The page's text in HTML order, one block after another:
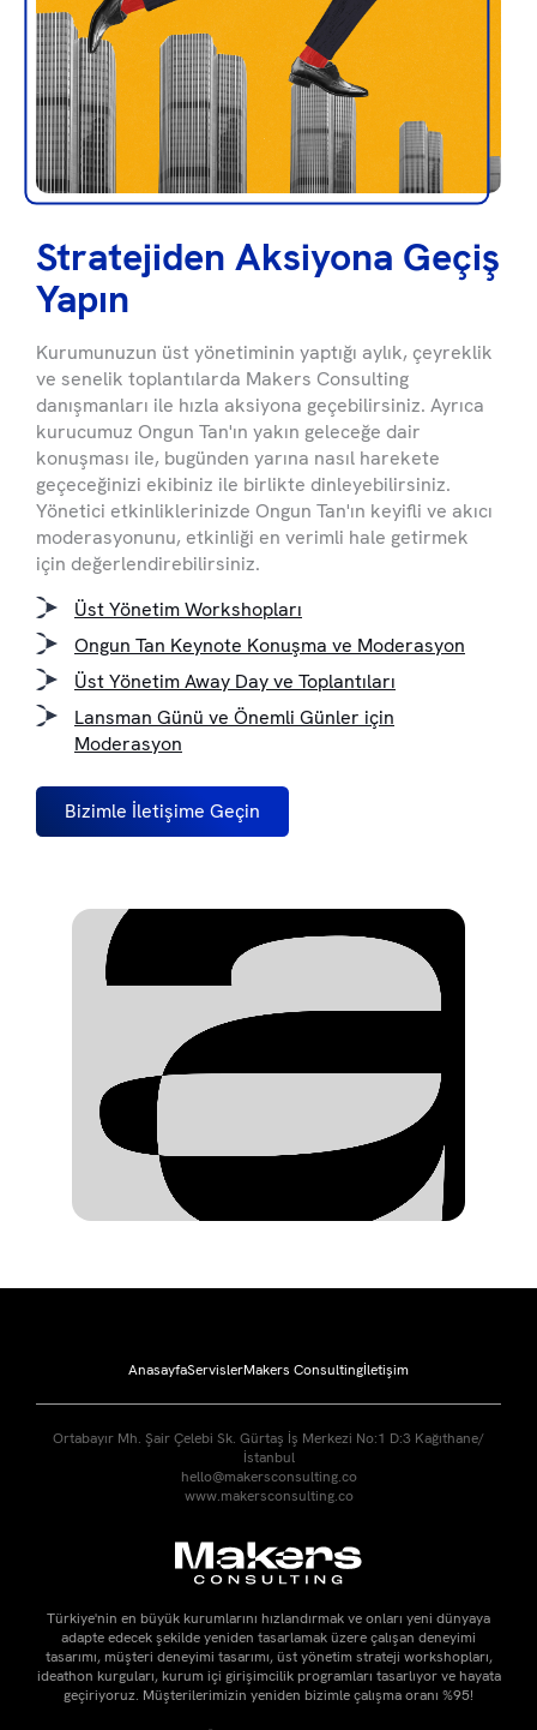
Stratejiden Aksiyona Geçiş
Yapın
Kurumunuzun üst yönetiminin yaptığı aylık, çeyreklik
ve senelik toplantılarda Makers Consulting
danışmanları ile hızla aksiyona geçebilirsiniz. Ayrıca
kurucumuz Ongun Tan'ın yakın geleceğe dair
konuşması ile, bugünden yarına nasıl harekete
geçeceğinizi ekibiniz ile birlikte dinleyebilirsiniz.
Yönetici etkinliklerinizde Ongun Tan'ın keyifli ve akıcı
moderasyonunu, etkinliği en verimli hale getirmek
için değerlendirebilirsiniz.
Üst Yönetim Workshopları
Ongun Tan Keynote Konuşma ve Moderasyon
Üst Yönetim Away Day ve Toplantıları
Lansman Günü ve Önemli Günler için
Moderasyon
Bizimle İletişime Geçin
AnasayfaServislerMakers Consultingİletişim
Ortabayır Mh. Şair Çelebi Sk. Gürtaş İş Merkezi No:1 D:3 Kağıthane/
İstanbul
hello@makersconsulting.co
www.makersconsulting.co
Türkiye'nin en büyük kurumlarını hızlandırmak ve onları yeni dünyaya
adapte edecek şekilde yeniden tasarlamak üzere çalışan deneyimi
tasarımı, müşteri deneyimi tasarımı, üst yönetim strateji workshopları,
ideathon kurguları, kurum içi girişimcilik programları tasarlıyor ve hayata
geçiriyoruz. Müşterilerimizin yeniden bizimle çalışma oranı %95!